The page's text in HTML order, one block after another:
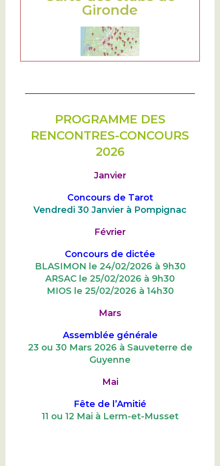
Gironde
PROGRAMME DES
RENCONTRES-CONCOURS
2026
Janvier
Concours de Tarot
Vendredi 30 Janvier à Pompignac
Février
Concours de dictée
BLASIMON le 24/02/2026 à 9h30
ARSAC le 25/02/2026 à 9h30
MIOS le 25/02/2026 à 14h30
Mars
Assemblée générale
23 ou 30 Mars 2026 à Sauveterre de
Guyenne
Mai
Fête de l’Amitié
11 ou 12 Mai à Lerm-et-Musset